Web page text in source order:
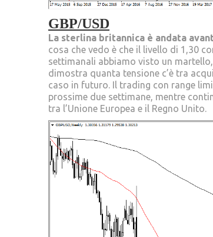
GBP/USD
La sterlina britannica è andata
cosa che vedo è che il livello di 1,30
settimanali abbiamo visto un
dimostra quanta tensione c’è tra
caso in futuro. Il trading con range
prossime due settimane, mentre
tra l’Unione Europea e il Regno Unito.